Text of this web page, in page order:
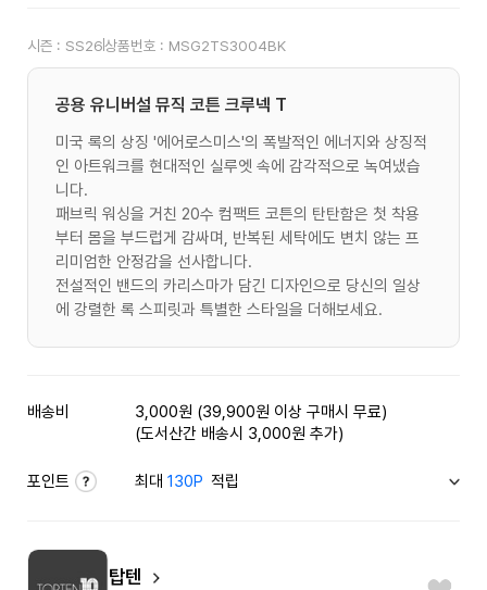
시즌 : SS26상품번호 : MSG2TS3004BK
공용 유니버설 뮤직 코튼 크루넥 T
미국 록의 상징 '에어로스미스'의 폭발적인 에너지와 상징적
인 아트워크를 현대적인 실루엣 속에 감각적으로 녹여냈습
니다.
패브릭 워싱을 거친 20수 컴팩트 코튼의 탄탄함은 첫 착용
부터 몸을 부드럽게 감싸며, 반복된 세탁에도 변치 않는 프
리미엄한 안정감을 선사합니다.
전설적인 밴드의 카리스마가 담긴 디자인으로 당신의 일상
에 강렬한 록 스피릿과 특별한 스타일을 더해보세요.
배송비
3,000원 (39,900원 이상 구매시 무료)
(도서산간 배송시 3,000원 추가)
포인트 최대130P 적립
탑텐